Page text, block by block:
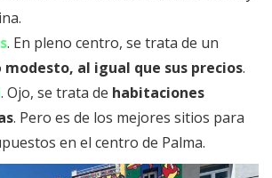
. En pleno centro, se trata de un
modesto, al igual que sus precios.
. Ojo, se trata de habitaciones
. Pero es de los mejores sitios para
en el centro de Palma.